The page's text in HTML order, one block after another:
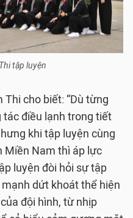
tập luyện
cho biết: “Dù từng
điều lạnh trong tiết
khi tập luyện cùng
Miền Nam thì áp lực
luyện đòi hỏi sự tập
dứt khoát thể hiện
đội hình, từ nhịp